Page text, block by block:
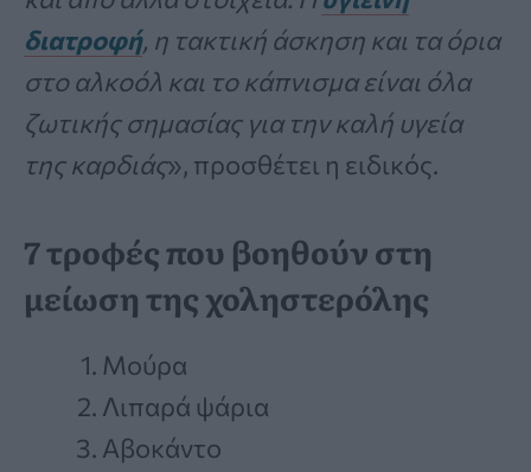
διατροφή, η τακτική άσκηση και τα όρια
στο αλκοόλ και το κάπνισμα είναι όλα
ζωτικής σημασίας για την καλή υγεία
της καρδιάς», προσθέτει η ειδικός.
7 τροφές που βοηθούν στη
μείωση της χοληστερόλης
Μούρα
Λιπαρά ψάρια
Αβοκάντο